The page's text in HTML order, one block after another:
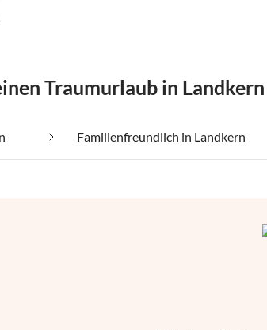
Traumurlaub in Landkern
Familienfreundlich in Landkern